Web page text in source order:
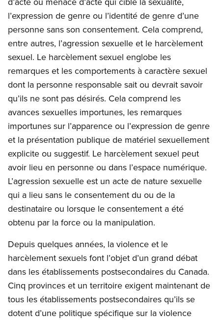
l’expression de genre ou l’identité de genre d’une
personne sans son consentement. Cela comprend,
entre autres, l’agression sexuelle et le harcèlement
sexuel. Le harcèlement sexuel englobe les
remarques et les comportements à caractère sexuel
dont la personne responsable sait ou devrait savoir
qu’ils ne sont pas désirés. Cela comprend les
avances sexuelles importunes, les remarques
importunes sur l’apparence ou l’expression de genre
et la présentation publique de matériel sexuellement
explicite ou suggestif. Le harcèlement sexuel peut
avoir lieu en personne ou dans l’espace numérique.
L’agression sexuelle est un acte de nature sexuelle
qui a lieu sans le consentement du ou de la
destinataire ou lorsque le consentement a été
obtenu par la force ou la manipulation.
Depuis quelques années, la violence et le
harcèlement sexuels font l’objet d’un grand débat
dans les établissements postsecondaires du Canada.
Cinq provinces et un territoire exigent maintenant de
tous les établissements postsecondaires qu’ils se
dotent d’une politique spécifique sur la violence